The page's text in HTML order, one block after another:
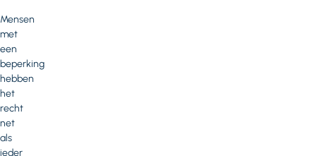
Mensen
met
een
beperking
hebben
het
recht
net
als
ieder